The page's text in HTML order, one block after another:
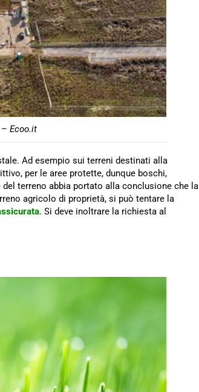
Ecoo.it
Ad esempio sui terreni destinati alla
per le aree protette, dunque boschi,
terreno abbia portato alla conclusione che la
agricolo di proprietà, si può tentare la
. Si deve inoltrare la richiesta al